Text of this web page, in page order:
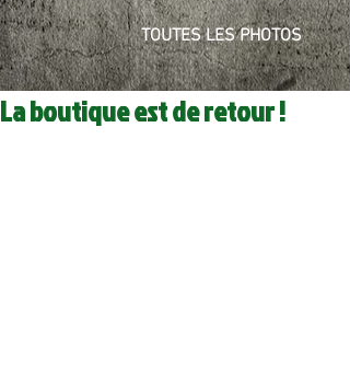
TOUTES LES PHOTOS
La boutique est de retour !